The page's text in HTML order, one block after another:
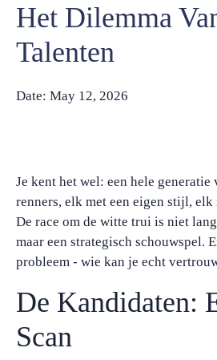
Het Dilemma
Talenten
Date: May 12, 2026
Je kent het wel: een hele
renners, elk met een eigen stijl, elk
De race om de witte trui is niet
maar een strategisch schouwspel.
probleem - wie kan je echt
De Kandidaten:
Scan